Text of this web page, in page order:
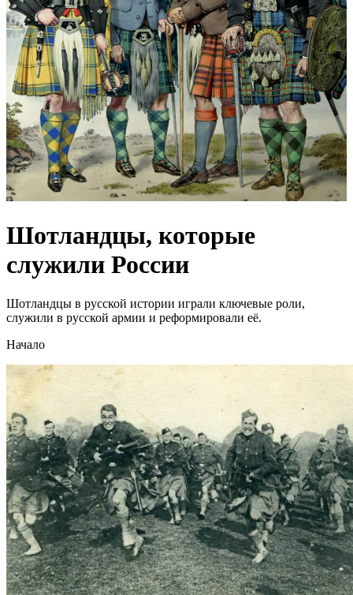
Шотландцы, которые
служили России
Шотландцы в русской истории играли ключевые роли,
служили в русской армии и реформировали её.
Начало